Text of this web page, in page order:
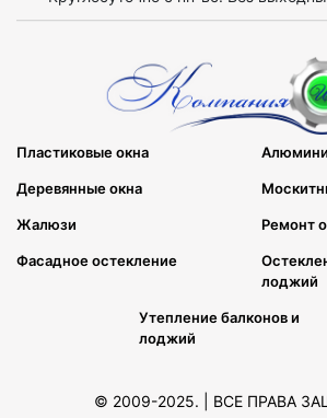
Пластиковые окна
Деревянные окна
Жалюзи Ремонт
Фасадное остекление
лоджий
Утепление балконов и
лоджий
© 2009-2025. | ВСЕ ПРАВА